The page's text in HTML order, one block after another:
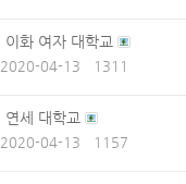
이화 여자 대학교
2020-04-13 1311
연세 대학교
2020-04-13 1157